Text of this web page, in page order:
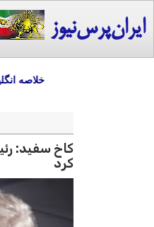
ایران‌پرس‌نیوز
خلاصه
کاخ سفید:
کرد